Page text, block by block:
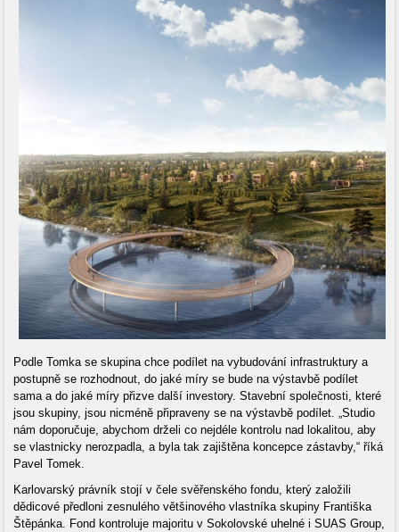
Podle Tomka se skupina chce podílet na vybudování infrastruktury a
postupně se rozhodnout, do jaké míry se bude na výstavbě podílet
sama a do jaké míry přizve další investory. Stavební společnosti, které
jsou skupiny, jsou nicméně připraveny se na výstavbě podílet. „Studio
nám doporučuje, abychom drželi co nejdéle kontrolu nad lokalitou, aby
se vlastnicky nerozpadla, a byla tak zajištěna koncepce zástavby,“ říká
Pavel Tomek.
Karlovarský právník stojí v čele svěřenského fondu, který založili
dědicové předloni zesnulého většinového vlastníka skupiny Františka
Štěpánka. Fond kontroluje majoritu v Sokolovské uhelné i SUAS Group,